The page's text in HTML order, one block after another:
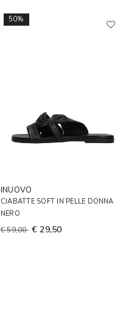
50%
INUOVO
CIABATTE SOFT IN PELLE DONNA
NERO
€ 59,00 € 29,50